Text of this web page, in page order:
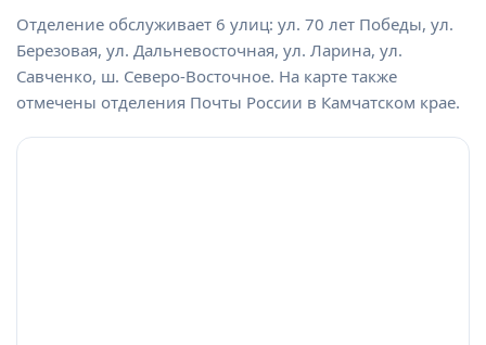
Отделение обслуживает 6 улиц: ул. 70 лет Победы, ул.
Березовая, ул. Дальневосточная, ул. Ларина, ул.
Савченко, ш. Северо-Восточное. На карте также
отмечены отделения Почты России в Камчатском крае.